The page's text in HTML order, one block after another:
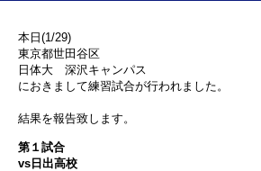
本日(1/29)
東京都世田谷区
日体大 深沢キャンパス
におきまして練習試合が行われました。
結果を報告致します。
第１試合
vs日出高校